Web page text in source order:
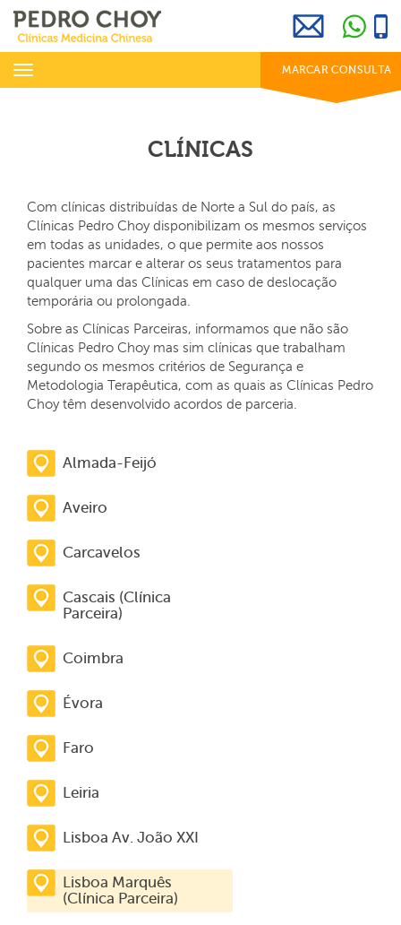
info@clinicaspedrochoy.com 969 800 001
dias úteis das 8h às 20h
Toggle
MARCAR CONSULTA
CLÍNICAS
Com clínicas distribuídas de Norte a Sul do país, as
Clínicas Pedro Choy disponibilizam os mesmos serviços
em todas as unidades, o que permite aos nossos
pacientes marcar e alterar os seus tratamentos para
qualquer uma das Clínicas em caso de deslocação
temporária ou prolongada.
Sobre as Clínicas Parceiras, informamos que não são
Clínicas Pedro Choy mas sim clínicas que trabalham
segundo os mesmos critérios de Segurança e
Metodologia Terapêutica, com as quais as Clínicas Pedro
Choy têm desenvolvido acordos de parceria.
Almada-Feijó
Aveiro
Carcavelos
Cascais (Clínica
Parceira)
Coimbra
Évora
Faro
Leiria
Lisboa Av. João XXI
Lisboa Marquês
(Clínica Parceira)